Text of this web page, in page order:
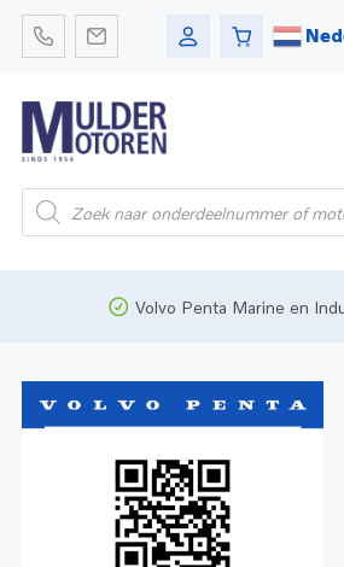
Onderdelen
Bedrijfsvaart
Volvo Penta Marine en